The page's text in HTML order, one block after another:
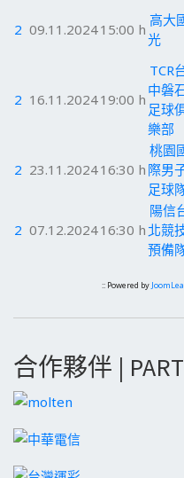
2 09.11.202415:00 h
高大
光
2 16.11.202419:00 h
TCR
中磐
足球
樂部
2 23.11.202416:30 h
桃園
際男
足球
2 07.12.202416:30 h
陽信
北競
預備
:: Powered by
合作夥伴 |